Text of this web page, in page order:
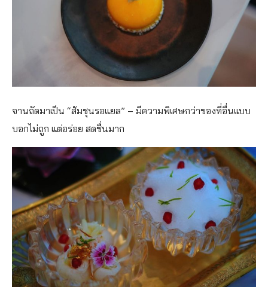
จานถัดมาเป็น “ส้มชุนรอแยล” – มีความพิเศษกว่าของที่อื่นแบบ
บอกไม่ถูก แต่อร่อย สดชื่นมาก